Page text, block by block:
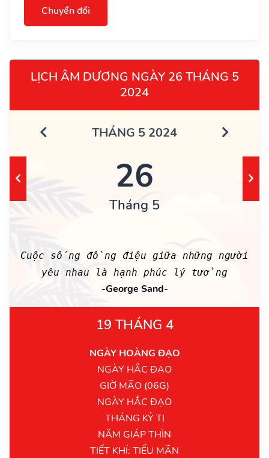
Chuyển đổi
LỊCH ÂM DƯƠNG NGÀY 26 THÁNG 5
2024
THÁNG 5 2024
26
Tháng 5
Cuộc sống đồng điệu giữa những người
yêu nhau là hạnh phúc lý tưởng
-George Sand-
19 THÁNG 4
NGÀY HOÀNG ĐẠO
NGÀY HẮC ĐẠO
GIỜ MÃO (06G)
NGÀY HẮC ĐẠO
THÁNG KỶ TỊ
NĂM GIÁP THÌN
TIẾT KHÍ: TIỂU MÃN